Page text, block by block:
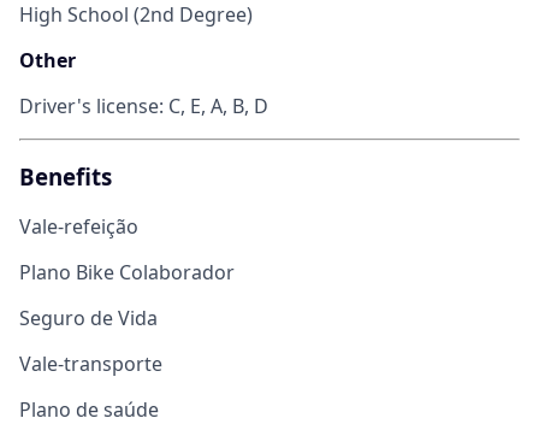
High School (2nd Degree)
Other
Driver's license: C, E, A, B, D
Benefits
Vale-refeição
Plano Bike Colaborador
Seguro de Vida
Vale-transporte
Plano de saúde